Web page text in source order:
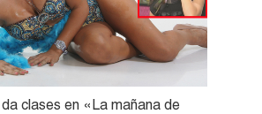
clases en «La mañana de